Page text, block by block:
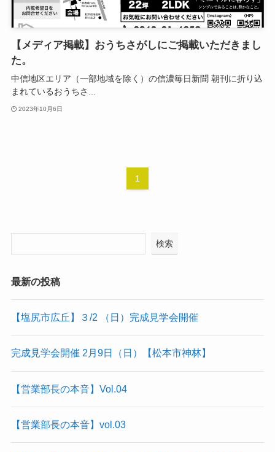
【メディア掲載】おうちさがしにご掲載いただきまし
た。
中信地区エリア（一部地域を除く）の信濃毎日新聞 朝刊に折り込
まれているおうちさ...
2023年10月6日
1
検索
最新の投稿
【塩尻市広丘】３/2 （日）完成見学会開催
完成見学会開催 2月9日（日）【松本市神林】
【営業部長の本音】Vol.04
【営業部長の本音】vol.03